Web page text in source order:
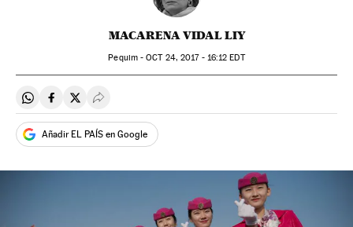
MACARENA VIDAL LIY
Pequim -OCT24, 2017 - 16:12 EDT
Compartir en Whatsapp
Compartir en Facebook
Compartir en Twitter
Desplegar Redes Sociales
Añadir EL PAÍS en Google